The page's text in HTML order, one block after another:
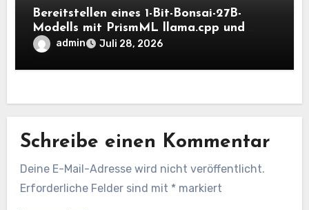
Bereitstellen eines 1-Bit-Bonsai-27B-
Modells mit PrismML llama.cpp und
OpenAI-kompatiblen lokalen Inferenz-
Workflows
admin Juli 28, 2026
Schreibe einen Kommentar
Deine E-Mail-Adresse wird nicht veröffentlicht.
Erforderliche Felder sind mit * markiert